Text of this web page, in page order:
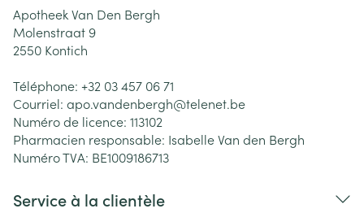
Apotheek Van Den Bergh
Molenstraat 9
2550 Kontich
Téléphone: +32 03 457 06 71
Courriel: apo.vandenbergh@telenet.be
Numéro de licence: 113102
Pharmacien responsable: Isabelle Van den Bergh
Numéro TVA: BE1009186713
Service à la clientèle